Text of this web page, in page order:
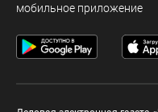
мобильное приложение